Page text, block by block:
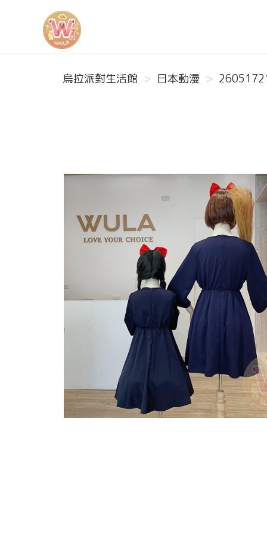
烏拉派對生活館
烏拉派對生活館
日本動漫